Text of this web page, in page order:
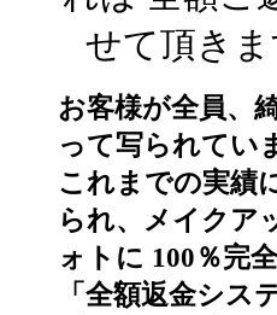
せて頂きま
お客様が全員、
って写られてい
これまでの実績
られ、メイクア
ォトに 100％完
「全額返金シス